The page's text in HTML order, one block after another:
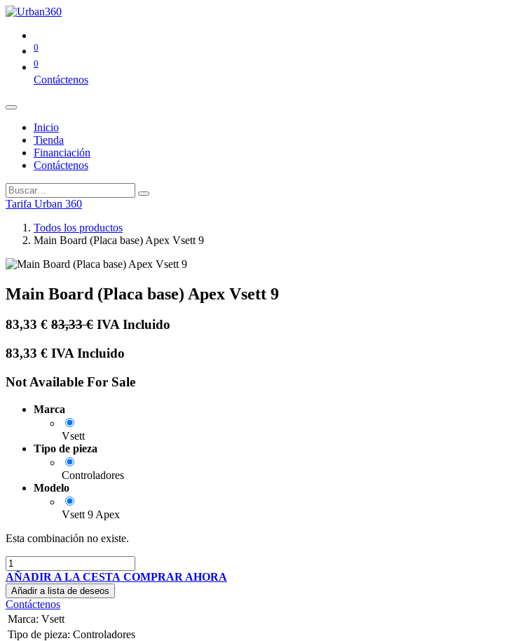
0
0
Contáctenos
Inicio
Tienda
Financiación
Contáctenos
Tarifa Urban 360
Todos los productos
Main Board (Placa base) Apex Vsett 9
Main Board (Placa base) Apex Vsett 9
83,33 € 83,33€ IVA Incluido
83,33 € IVA Incluido
Not Available For Sale
Marca
Vsett
Tipo de pieza
Controladores
Modelo
Vsett 9 Apex
Esta combinación no existe.
AÑADIR A LA CESTA COMPRAR AHORA
Añadir a lista de deseos
Contáctenos
Marca: Vsett
Tipo de pieza: Controladores